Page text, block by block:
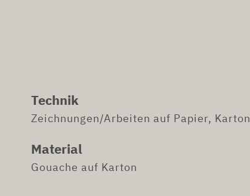
Technik
Zeichnungen/Arbeiten auf Papier, Karton
Material
Gouache auf Karton